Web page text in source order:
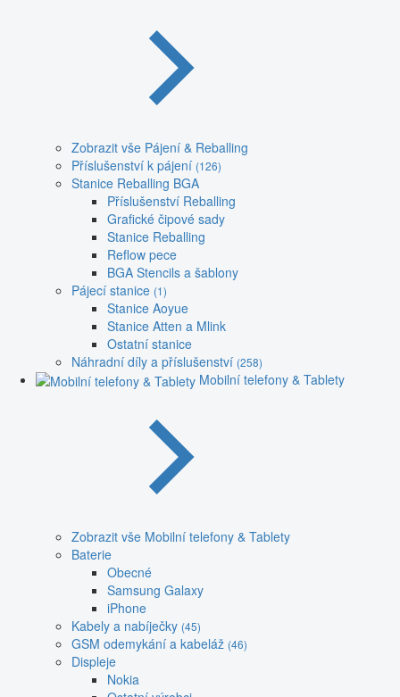
Zobrazit vše Pájení & Reballing
Příslušenství k pájení (126)
Stanice Reballing BGA
Příslušenství Reballing
Grafické čipové sady
Stanice Reballing
Reflow pece
BGA Stencils a šablony
Pájecí stanice (1)
Stanice Aoyue
Stanice Atten a Mlink
Ostatní stanice
Náhradní díly a příslušenství (258)
Mobilní telefony & Tablety
Zobrazit vše Mobilní telefony & Tablety
Baterie
Obecné
Samsung Galaxy
iPhone
Kabely a nabíječky (45)
GSM odemykání a kabeláž (46)
Displeje
Nokia